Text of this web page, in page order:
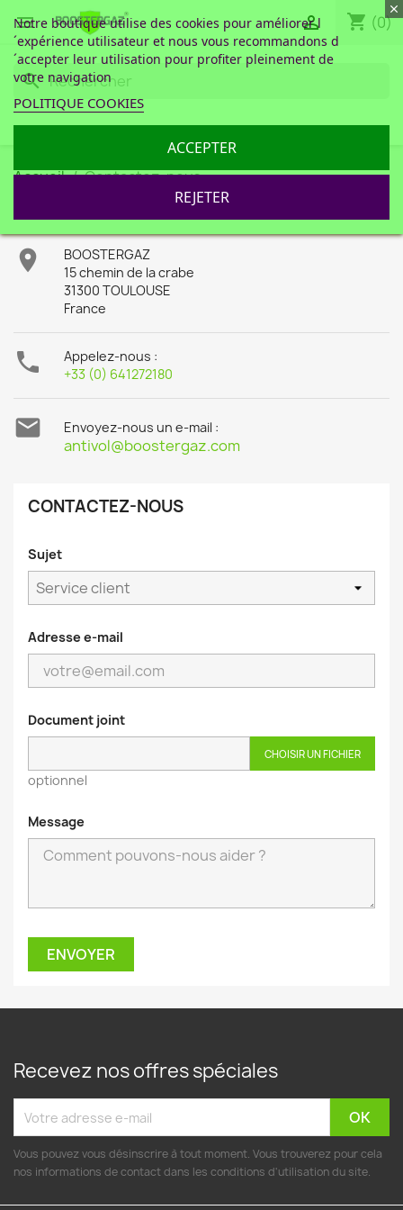
 shopping_cart (0)

search
Accueil Contactez-nous

BOOSTERGAZ
15 chemin de la crabe
31300 TOULOUSE
France

Appelez-nous :
+33 (0) 641272180
 Envoyez-nous un e-mail :
antivol@boostergaz.com
CONTACTEZ-NOUS
Sujet
Adresse e-mail
Document joint
CHOISIR UN FICHIER
optionnel
Message
Recevez nos offres spéciales
Vous pouvez vous désinscrire à tout moment. Vous trouverez pour cela
nos informations de contact dans les conditions d'utilisation du site.
Notre boutique utilise des cookies pour améliorer l
´expérience utilisateur et nous vous recommandons d
´accepter leur utilisation pour profiter pleinement de
votre navigation
POLITIQUE COOKIES
REJETER
ACCEPTER